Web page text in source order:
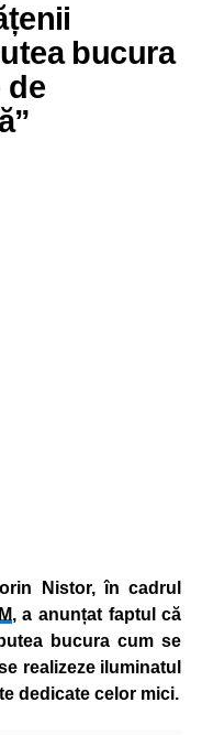
bucura
de
Nistor, în cadrul
, a anunțat faptul că
bucura cum se
realizeze iluminatul
dedicate celor mici.